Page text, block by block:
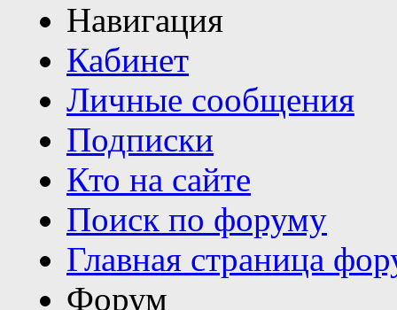
Навигация
Кабинет
Личные сообщения
Подписки
Кто на сайте
Поиск по форуму
Главная страница
Форум